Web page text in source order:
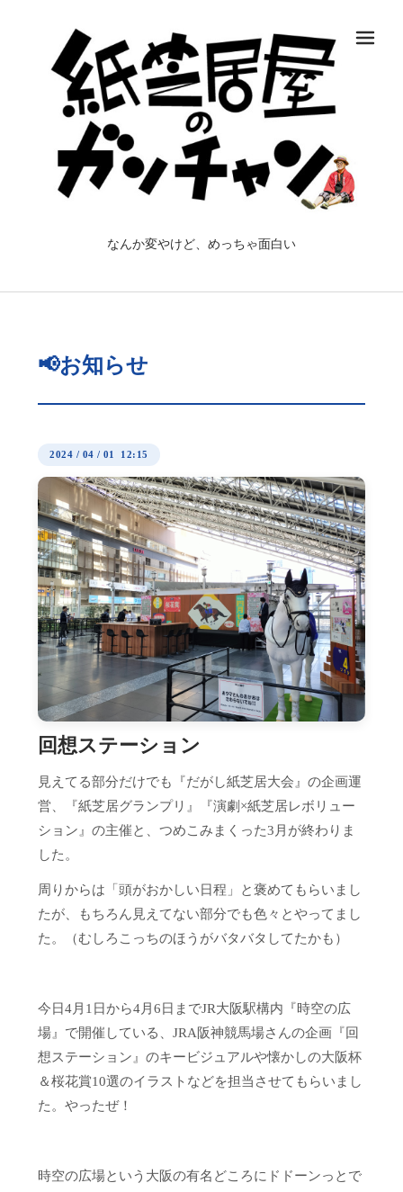
なんか変やけど、めっちゃ面白い
📢お知らせ
2024 / 04 / 01 12:15
回想ステーション
見えてる部分だけでも『だがし紙芝居大会』の企画運
営、『紙芝居グランプリ』『演劇×紙芝居レボリュー
ション』の主催と、つめこみまくった3月が終わりま
した。
周りからは「頭がおかしい日程」と褒めてもらいまし
たが、もちろん見えてない部分でも色々とやってまし
た。（むしろこっちのほうがバタバタしてたかも）
今日4月1日から4月6日までJR大阪駅構内『時空の広
場』で開催している、JRA阪神競馬場さんの企画『回
想ステーション』のキービジュアルや懐かしの大阪杯
＆桜花賞10選のイラストなどを担当させてもらいまし
た。やったぜ！
時空の広場という大阪の有名どころにドドーンっとで